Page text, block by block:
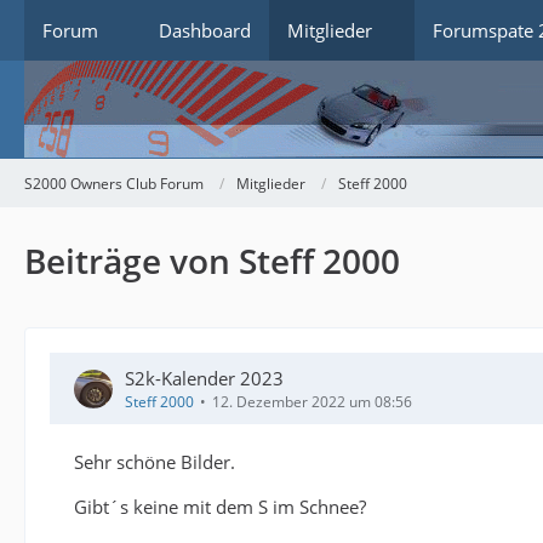
Forum Dashboard Mitglieder Forumspate
S2000 Owners Club Forum Mitglieder Steff 2000
Beiträge von Steff 2000
S2k-Kalender 2023
Steff 2000 12. Dezember 2022 um 08:56
Sehr schöne Bilder.
Gibt´s keine mit dem S im Schnee?